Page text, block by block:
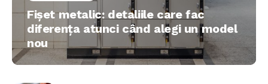
Fișet metalic: detaliile care fac
diferența atunci când alegi un model
nou